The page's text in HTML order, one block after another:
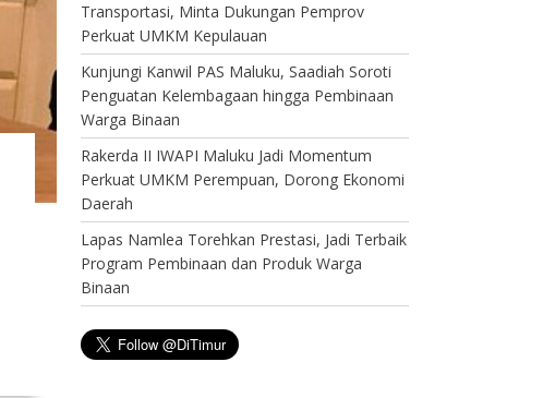
Transportasi, Minta Dukungan Pemprov
Perkuat UMKM Kepulauan
Kunjungi Kanwil PAS Maluku, Saadiah Soroti
Penguatan Kelembagaan hingga Pembinaan
Warga Binaan
Rakerda II IWAPI Maluku Jadi Momentum
Perkuat UMKM Perempuan, Dorong Ekonomi
Daerah
Lapas Namlea Torehkan Prestasi, Jadi Terbaik
Program Pembinaan dan Produk Warga
Binaan